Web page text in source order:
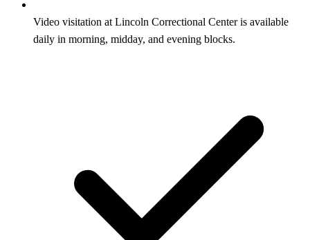
Video visitation at Lincoln Correctional Center is available
daily in morning, midday, and evening blocks.